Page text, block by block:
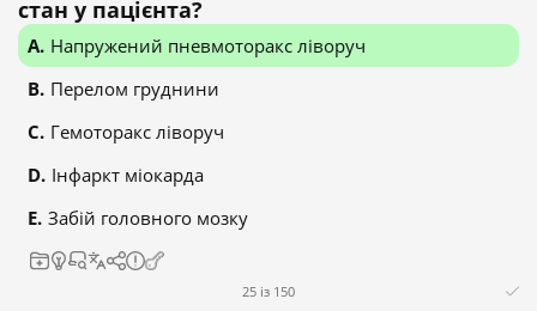
стан у пацієнта?
Напружений пневмоторакс ліворуч
Перелом груднини
Гемоторакс ліворуч
Інфаркт міокарда
Забій головного мозку
25 із 150